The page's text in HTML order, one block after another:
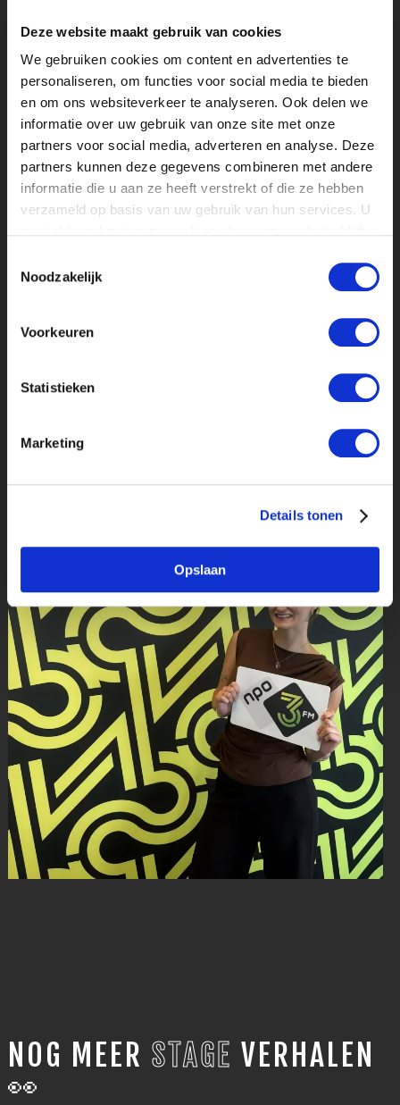
Deze website maakt gebruik van cookies
We gebruiken cookies om content en advertenties te
personaliseren, om functies voor social media te bieden
en om ons websiteverkeer te analyseren. Ook delen we
informatie over uw gebruik van onze site met onze
partners voor social media, adverteren en analyse. Deze
partners kunnen deze gegevens combineren met andere
informatie die u aan ze heeft verstrekt of die ze hebben
verzameld op basis van uw gebruik van hun services. U
Noodzakelijk
Voorkeuren
Statistieken
Marketing
Details tonen
Opslaan
Tot slot wil ik NPO 3FM ontzettend
bedanken voor alle kansen, het
vertrouwen en de begeleiding die ik heb
gekregen. Bedankt dat ik mijn passie voor
muziek, verhalen vertellen en content
maken zo goed heb mogen combineren.
Bedankt voor alle bijzondere momenten,
de leerzame ervaringen en de ruimte om
ontzettend veel plezier terug op deze
Publicatie datum: 25 juni 2026
NOG MEER STAGE VERHALEN
👀